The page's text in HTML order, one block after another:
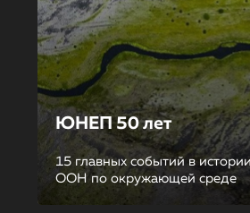
ЮНЕП 50 лет
15 главных событий в
ООН по окружающей среде